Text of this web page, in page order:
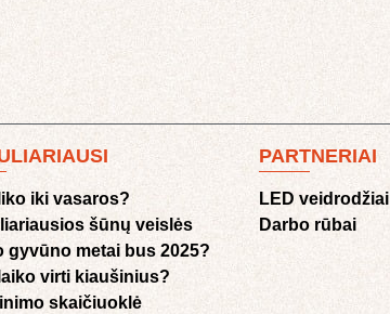
iki vasaros?
šūnų veislės
gyvūno metai bus 2025?
virti kiaušinius?
skaičiuoklė​
PARTNERIAI
LED veidrodžiai
Darbo rūbai